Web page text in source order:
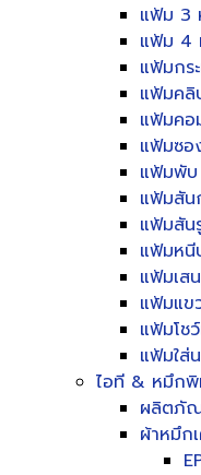
แฟ้ม 3
แฟ้ม 4
แฟ้มกร
แฟ้มคลิ
แฟ้มคอ
แฟ้มซอ
แฟ้มพับ
แฟ้มสัน
แฟ้มสัน
แฟ้มหนี
แฟ้มเส
แฟ้มแข
แฟ้มโช
แฟ้มใส่
ไอที & หมึก
ผลิตภัณ
ผ้าหมึ